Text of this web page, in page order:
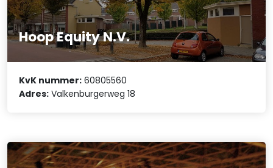
Hoop Equity N.V.
KvK nummer: 60805560
Adres: Valkenburgerweg 18